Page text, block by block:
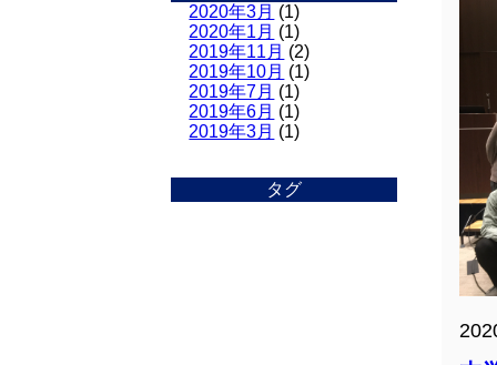
2020年3月 (1)
2020年1月 (1)
2019年11月 (2)
2019年10月 (1)
2019年7月 (1)
2019年6月 (1)
2019年3月 (1)
タグ